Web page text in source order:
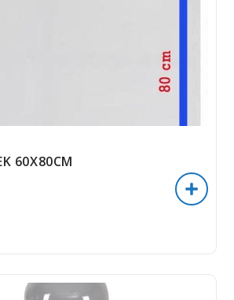
60X80CM